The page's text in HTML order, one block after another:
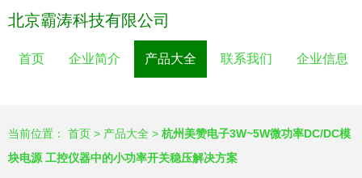
北京霸涛科技有限公司
首页 企业简介 产品大全 联系我们 企业信息
当前位置： 首页 > 产品大全 > 杭州美赞电子3W~5W微功率DC/DC模
块电源 工控仪器中的小功率开关稳压解决方案